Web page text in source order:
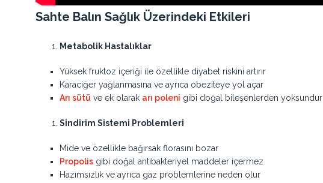
Sahte Balın Sağlık Üzerindeki Etkileri
Metabolik Hastalıklar
Yüksek fruktoz içeriği ile özellikle diyabet riskini artırır
Karaciğer yağlanmasına ve ayrıca obeziteye yol açar
Arı sütü ve ek olarak arı poleni gibi doğal bileşenlerden yoksundur
Sindirim Sistemi Problemleri
Mide ve özellikle bağırsak florasını bozar
Propolisgibi doğal antibakteriyel maddeler içermez
Hazımsızlık ve ayrıca gaz problemlerine neden olur